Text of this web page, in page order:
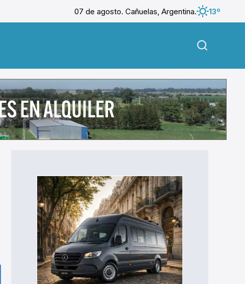
07 de agosto. Cañuelas, Argentina.
13º